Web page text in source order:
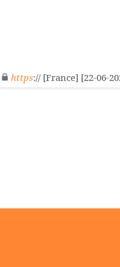
https:// [France] [22-06-